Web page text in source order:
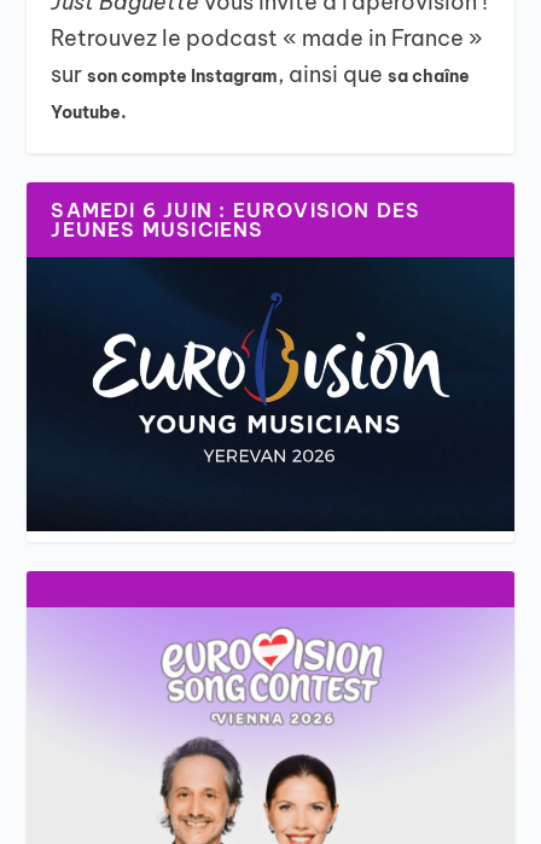
Retrouvez le podcast « made in France »
surson compte Instagram, ainsi quesa chaîne
Youtube.
SAMEDI 6 JUIN : EUROVISION DES
JEUNES MUSICIENS